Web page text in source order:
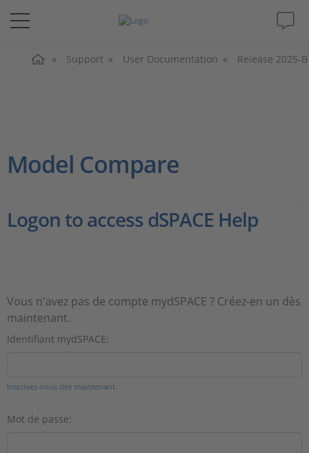
Solutions & Produits
Carrières
Support User Documentation Release 2025-B
Model Compare
Logon to access dSPACE Help
Vous n'avez pas de compte mydSPACE ? Créez-en un dès
maintenant.
Identifiant mydSPACE:
Inscrivez-vous dès maintenant.
Mot de passe: